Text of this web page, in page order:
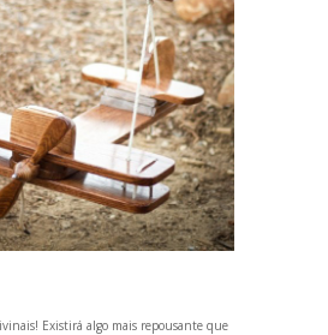
Existirá algo mais repousante que